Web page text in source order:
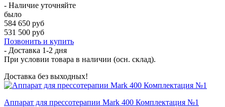
- Наличие уточняйте
было
584 650 руб
531 500 руб
Позвонить и купить
- Доставка 1-2 дня
При условии товара в наличии (осн. склад).
Доставка без выходных!
Аппарат для прессотерапии Mark 400 Комплектация №1